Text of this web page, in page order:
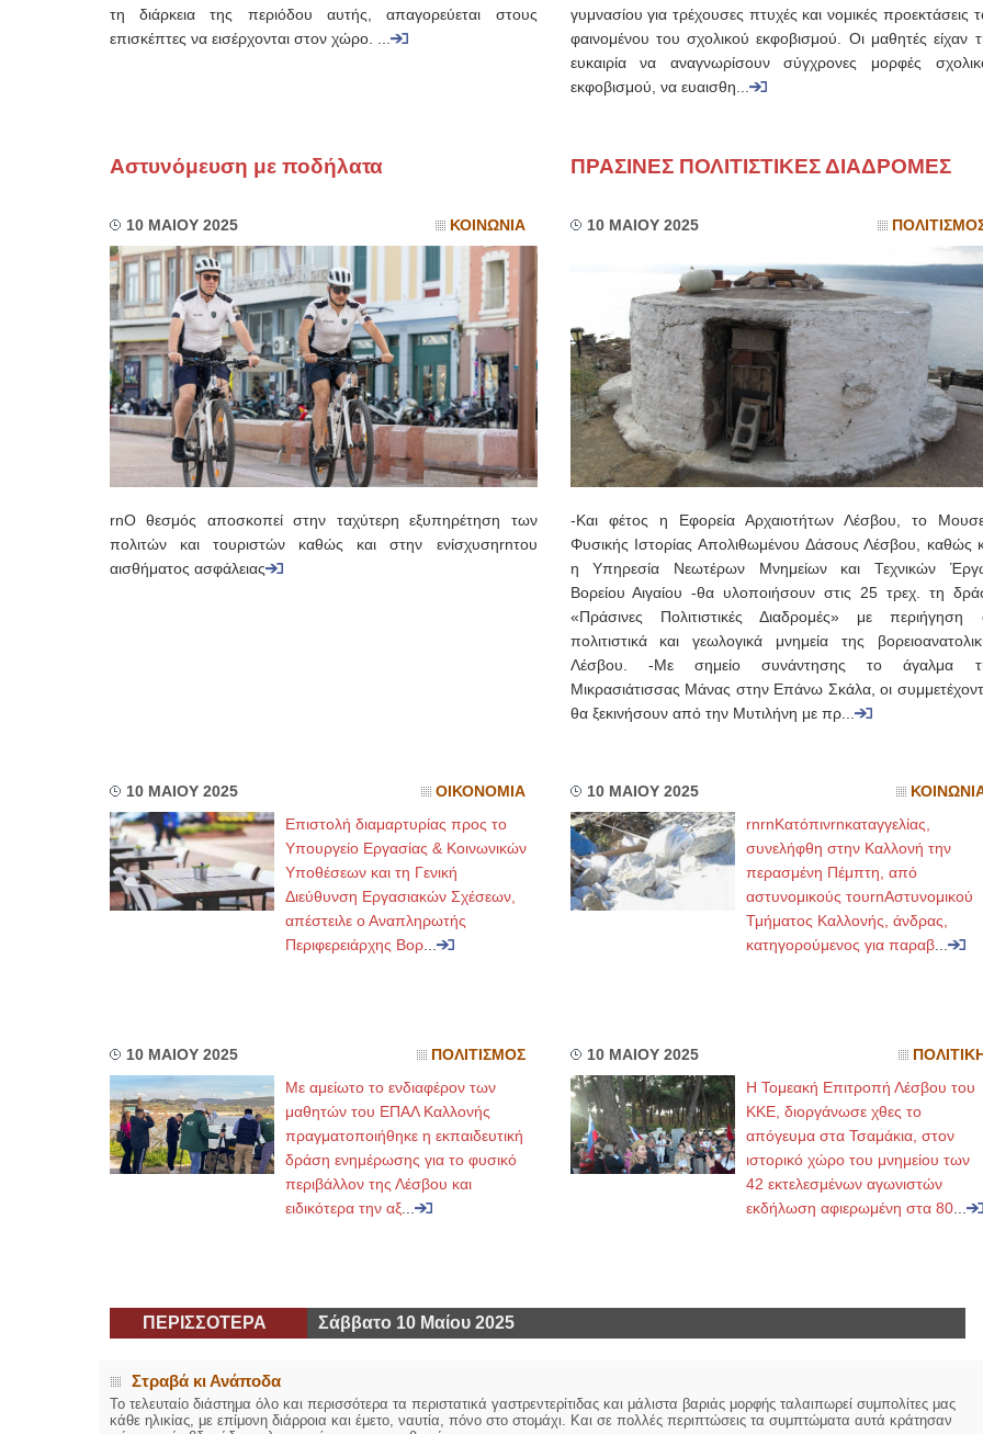
τη διάρκεια της περιόδου αυτής, απαγορεύεται στους
επισκέπτες να εισέρχονται στον χώρο. ...
γυμνασίου για τρέχουσες πτυχές και νομικές προεκτάσεις
φαινομένου του σχολικού εκφοβισμού. Οι μαθητές είχαν
ευκαιρία να αναγνωρίσουν σύγχρονες μορφές
εκφοβισμού, να ευαισθη...
Αστυνόμευση με ποδήλατα
10 ΜΑΙΟΥ 2025 ΚΟΙΝΩΝΙΑ
rnΟ θεσμός αποσκοπεί στην ταχύτερη εξυπηρέτηση των
πολιτών και τουριστών καθώς και στην ενίσχυσηrnτου
αισθήματος ασφάλειας
ΠΡΑΣΙΝΕΣ ΠΟΛΙΤΙΣΤΙΚΕΣ ΔΙΑΔΡΟΜΕΣ
10 ΜΑΙΟΥ 2025
-Και φέτος η Εφορεία Αρχαιοτήτων Λέσβου, το
Φυσικής Ιστορίας Απολιθωμένου Δάσους Λέσβου, καθώς
η Υπηρεσία Νεωτέρων Μνημείων και Τεχνικών
Βορείου Αιγαίου -θα υλοποιήσουν στις 25 τρεχ. τη
«Πράσινες Πολιτιστικές Διαδρομές» με περιήγηση
πολιτιστικά και γεωλογικά μνημεία της
Λέσβου. -Με σημείο συνάντησης το άγαλμα
Μικρασιάτισσας Μάνας στην Επάνω Σκάλα, οι
θα ξεκινήσουν από την Μυτιλήνη με πρ...
10 ΜΑΙΟΥ 2025 ΟΙΚΟΝΟΜΙΑ
Επιστολή διαμαρτυρίας προς το
Υπουργείο Εργασίας & Κοινωνικών
Υποθέσεων και τη Γενική
Διεύθυνση Εργασιακών Σχέσεων,
απέστειλε ο Αναπληρωτής
Περιφερειάρχης Βορ...
10 ΜΑΙΟΥ 2025
rnrnΚατόπινrnκαταγγελίας,
συνελήφθη στην Καλλονή την
περασμένη Πέμπτη, από
αστυνομικούς τουrnΑστυνομικού
Τμήματος Καλλονής, άνδρας,
κατηγορούμενος για παραβ...
10 ΜΑΙΟΥ 2025 ΠΟΛΙΤΙΣΜΟΣ
Με αμείωτο το ενδιαφέρον των
μαθητών του ΕΠΑΛ Καλλονής
πραγματοποιήθηκε η εκπαιδευτική
δράση ενημέρωσης για το φυσικό
περιβάλλον της Λέσβου και
ειδικότερα την αξ...
10 ΜΑΙΟΥ 2025
Η Τομεακή Επιτροπή Λέσβου του
ΚΚΕ, διοργάνωσε χθες το
απόγευμα στα Τσαμάκια, στον
ιστορικό χώρο του μνημείου των
42 εκτελεσμένων αγωνιστών
εκδήλωση αφιερωμένη στα 80...
ΠΕΡΙΣΣΟΤΕΡΑ Σάββατο 10 Μαίου 2025
Στραβά κι Ανάποδα
Το τελευταίο διάστημα όλο και περισσότερα τα περιστατικά γαστρεντερίτιδας και μάλιστα βαριάς μορφής ταλαιπωρεί συμπολίτες μας
κάθε ηλικίας, με επίμονη διάρροια και έμετο, ναυτία, πόνο στο στομάχι. Και σε πολλές περιπτώσεις τα συμπτώματα αυτά κράτησαν